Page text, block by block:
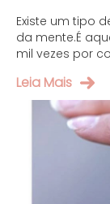
Existe um tipo
da mente.É
mil vezes por
Leia Mais